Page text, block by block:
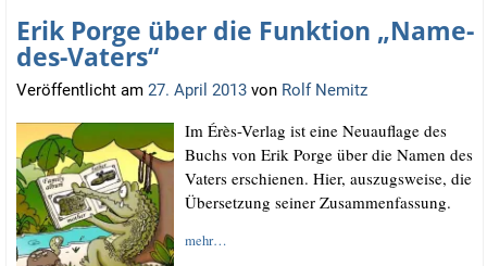
Erik Porge über die Funktion „Name-
des-Vaters“
Veröffentlicht am 27. April 2013 von Rolf Nemitz
Im Érès-Ver­lag ist eine Neu­auf­la­ge des
Buchs von Erik Por­ge über die Namen des
Vaters erschie­nen. Hier, aus­zugs­wei­se, die
Über­set­zung sei­ner Zusammenfassung.
mehr…